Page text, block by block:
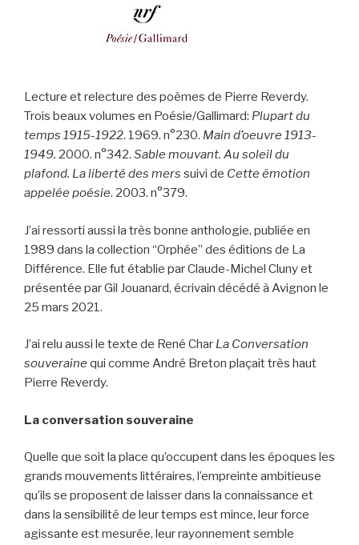
Lecture et relecture des poèmes de Pierre Reverdy.
Trois beaux volumes en Poésie/Gallimard: Plupart du
temps 1915-1922. 1969. n°230. Main d’oeuvre 1913-
1949. 2000. n°342. Sable mouvant. Au soleil du
plafond. La liberté des mers suivi de Cette émotion
appelée poésie. 2003. n°379.
J’ai ressorti aussi la très bonne anthologie, publiée en
1989 dans la collection “Orphée” des éditions de La
Différence. Elle fut établie par Claude-Michel Cluny et
présentée par Gil Jouanard, écrivain décédé à Avignon le
25 mars 2021.
J’ai relu aussi le texte de René Char La Conversation
souveraine qui comme André Breton plaçait très haut
Pierre Reverdy.
La conversation souveraine
Quelle que soit la place qu’occupent dans les époques les
grands mouvements littéraires, l’empreinte ambitieuse
qu’ils se proposent de laisser dans la connaissance et
dans la sensibilité de leur temps est mince, leur force
agissante est mesurée, leur rayonnement semble